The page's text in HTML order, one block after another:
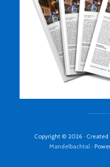
Copyright © 2026 · Created
Mandelbachtal·